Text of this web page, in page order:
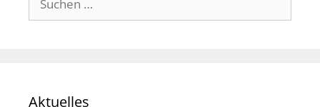
nach:
Aktuelles